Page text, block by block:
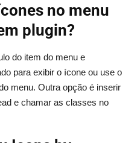
no menu
plugin?
do item do menu e
para exibir o ícone ou use o
menu. Outra opção é inserir
e chamar as classes no